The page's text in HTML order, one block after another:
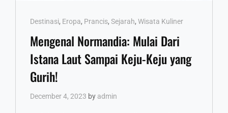
Cat
Links
Destinasi, Eropa, Prancis, Sejarah, Wisata Kuliner
Mengenal Normandia: Mulai Dari
Istana Laut Sampai Keju-Keju yang
Gurih!
December 4, 2023 by admin